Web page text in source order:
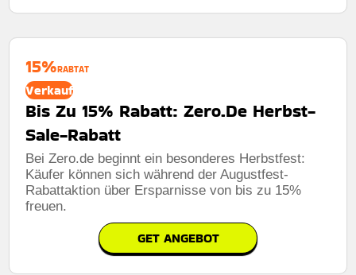
15%RABTAT
Verkauf
Bis Zu 15% Rabatt: Zero.De Herbst-
Sale-Rabatt
Bei Zero.de beginnt ein besonderes Herbstfest:
Käufer können sich während der Augustfest-
Rabattaktion über Ersparnisse von bis zu 15%
freuen.
GET ANGEBOT